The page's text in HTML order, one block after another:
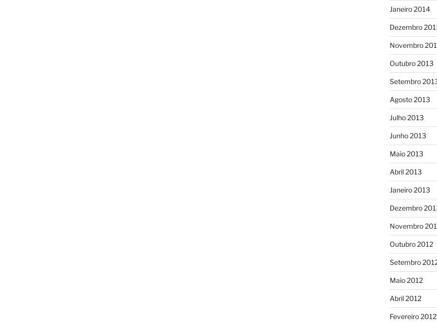
Janeiro 2014
Dezembro
Novembro
Outubro 2013
Setembro
Agosto 2013
Julho 2013
Junho 2013
Maio 2013
Abril 2013
Janeiro 2013
Dezembro
Novembro
Outubro 2012
Setembro
Maio 2012
Abril 2012
Fevereiro 2012